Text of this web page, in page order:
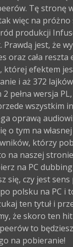
Tę stronę
więc na próżno
produkcji
Prawdą jest, że
oraz cała reszta
której efektem
i aż 372
pełna wersja
wszystkim
oprawą
o tym na
którzy
na naszej
na PC dubbing
się, czy jest
polsku na PC i
ten tytuł i
że skoro ten hit
to będziesz
na pobieranie!